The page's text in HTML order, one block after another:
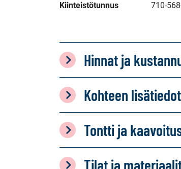
Kiinteistötunnus 710-
Hinnat ja
Kohteen lisätiedot
Tontti ja
Tilat ja